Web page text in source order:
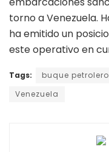
torno a Venezuela.
ha emitido un
este operativo en
Tags: buque petrolero
Venezuela